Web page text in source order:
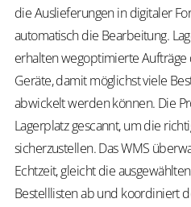
die Auslieferungen in digitaler
automatisch die Bearbeitung.
erhalten wegoptimierte
Geräte, damit möglichst viele
abwickelt werden können. Die
Lagerplatz gescannt, um die
sicherzustellen. Das WMS
Echtzeit, gleicht die
Bestelllisten ab und koordiniert